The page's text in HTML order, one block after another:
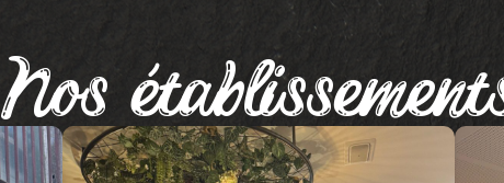
Nos